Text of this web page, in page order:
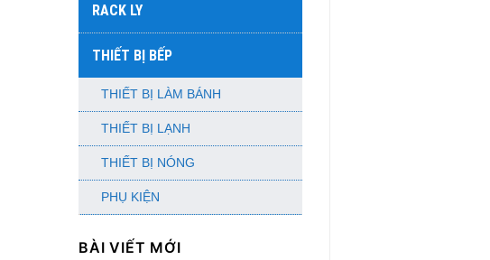
RACK LY
THIẾT BỊ BẾP
THIẾT BỊ LÀM BÁNH
THIẾT BỊ LẠNH
THIẾT BỊ NÓNG
PHỤ KIỆN
BÀI VIẾT MỚI